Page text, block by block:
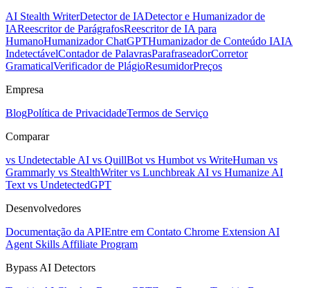
AI Stealth WriterDetector de IADetector e Humanizador de
IAReescritor de ParágrafosReescritor de IA para
HumanoHumanizador ChatGPTHumanizador de Conteúdo IAIA
IndetectávelContador de PalavrasParafraseadorCorretor
GramaticalVerificador de PlágioResumidorPreços
Empresa
BlogPolítica de PrivacidadeTermos de Serviço
Comparar
vs Undetectable AI vs QuillBotvs Humbotvs WriteHuman vs
Grammarly vs StealthWritervs Lunchbreak AI vs Humanize AI
Textvs UndetectedGPT
Desenvolvedores
Documentação da APIEntre em Contato Chrome ExtensionAI
Agent SkillsAffiliate Program
Bypass AI Detectors